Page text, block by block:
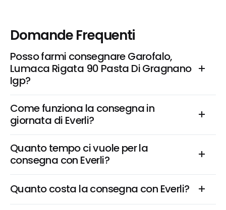
Domande Frequenti
Posso farmi consegnare Garofalo,
Lumaca Rigata 90 Pasta Di Gragnano
Igp?
Come funziona la consegna in
giornata di Everli?
Quanto tempo ci vuole per la
consegna con Everli?
Quanto costa la consegna con Everli?